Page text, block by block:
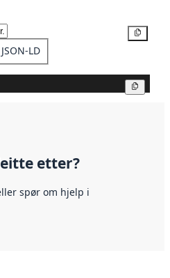
JSON-LD
etter?
spør om hjelp i